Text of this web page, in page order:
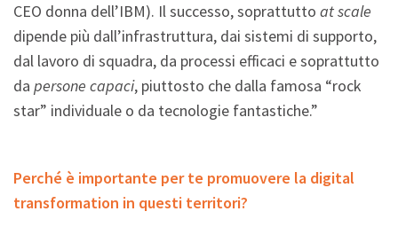
CEO donna dell’IBM). Il successo, soprattutto at scale
dipende più dall’infrastruttura, dai sistemi di supporto,
dal lavoro di squadra, da processi efficaci e soprattutto
da persone capaci, piuttosto che dalla famosa “rock
star” individuale o da tecnologie fantastiche.”
Perché è importante per te promuovere la digital
transformation in questi territori?